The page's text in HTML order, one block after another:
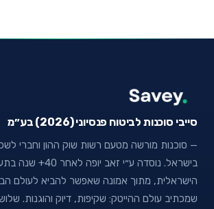
סייבי סוכנות לביטוח פנסיוני (2026) בע״מ
— סוכנות מורשה מטעם רשות שוק ההון וחברי
בישראל. נוסדה ע״י זאב
הישראלית, מתוך אמונה שאפשר להביא לעולם
שמכתיב עולם ההייטק: שקיפות, דיוק והוגנות.